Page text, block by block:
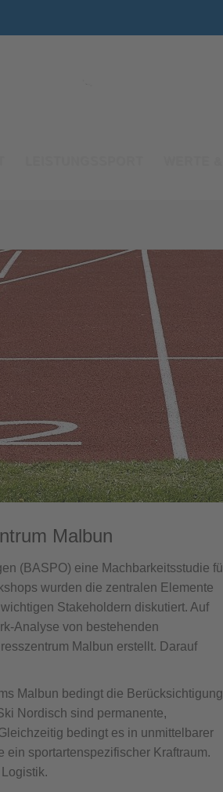
Malbun
(BASPO) eine Machbarkeitsstudie
wurden die zentralen Elemente
Stakeholdern diskutiert. Auf
Analyse von bestehenden
Malbun erstellt. Darauf
Malbun bedingt die Berücksichtigung
Nordisch sind permanente,
bedingt es in unmittelbarer
sportartenspezifischer Kraftraum.